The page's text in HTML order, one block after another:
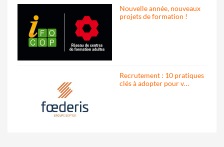
Nouvelle année, nouveaux
projets de formation !
Recrutement : 10 pratiques
clés à adopter pour v…